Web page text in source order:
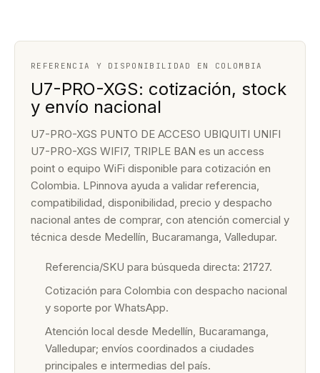
REFERENCIA Y DISPONIBILIDAD EN COLOMBIA
U7-PRO-XGS: cotización, stock
y envío nacional
U7-PRO-XGS PUNTO DE ACCESO UBIQUITI UNIFI
U7-PRO-XGS WIFI7, TRIPLE BAN es un access
point o equipo WiFi disponible para cotización en
Colombia. LPinnova ayuda a validar referencia,
compatibilidad, disponibilidad, precio y despacho
nacional antes de comprar, con atención comercial y
técnica desde Medellín, Bucaramanga, Valledupar.
Referencia/SKU para búsqueda directa: 21727.
Cotización para Colombia con despacho nacional
y soporte por WhatsApp.
Atención local desde Medellín, Bucaramanga,
Valledupar; envíos coordinados a ciudades
principales e intermedias del país.